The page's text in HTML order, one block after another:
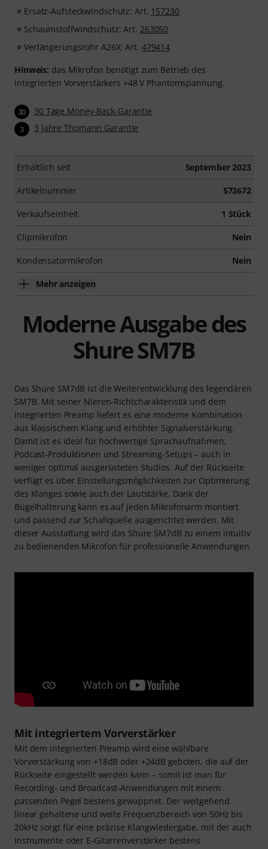
Ersatz-Aufsteckwindschutz: Art. 157230
Schaumstoffwindschutz: Art. 263050
Verlängerungsrohr A26X: Art. 479414
Hinweis: das Mikrofon benötigt zum Betrieb des
integrierten Vorverstärkers +48 V Phantomspannung.
30 30 Tage Money-Back-Garantie
3 3 Jahre Thomann Garantie
Erhältlich seit September 2023
Artikelnummer 573672
Verkaufseinheit 1 Stück
Clipmikrofon Nein
Kondensatormikrofon Nein
Mehr anzeigen
Moderne Ausgabe des
Shure SM7B
Das Shure SM7dB ist die Weiterentwicklung des legendären
SM7B. Mit seiner Nieren‑Richtcharakteristik und dem
integrierten Preamp liefert es eine moderne Kombination
aus klassischem Klang und erhöhter Signalverstärkung.
Damit ist es ideal für hochwertige Sprachaufnahmen,
Podcast‑Produktionen und Streaming‑Setups – auch in
weniger optimal ausgerüsteten Studios. Auf der Rückseite
verfügt es über Einstellungsmöglichkeiten zur Optimierung
des Klanges sowie auch der Lautstärke. Dank der
Bügelhalterung kann es auf jeden Mikrofonarm montiert
und passend zur Schallquelle ausgerichtet werden. Mit
dieser Ausstattung wird das Shure SM7dB zu einem intuitiv
zu bedienenden Mikrofon für professionelle Anwendungen.
Mit integriertem Vorverstärker
Mit dem integrierten Preamp wird eine wählbare
Vorverstärkung von +18dB oder +24dB geboten, die auf der
Rückseite eingestellt werden kann – somit ist man für
Recording- und Broadcast-Anwendungen mit einem
passenden Pegel bestens gewappnet. Der weitgehend
linear gehaltene und weite Frequenzbereich von 50Hz bis
20kHz sorgt für eine präzise Klangwiedergabe, mit der auch
Instrumente oder E-Gitarrenverstärker bestens